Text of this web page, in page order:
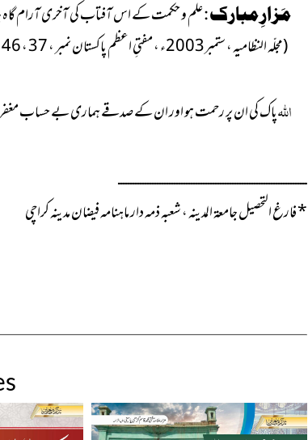
مَزارِ مبارک :علم و حکمت کے اس آفتاب کی آخری آرام گاہ
اللہپاک کی ان پر رحمت ہو اور ان کے صدقے ہماری بے حساب
ــــــــــــــــــــــــــــــــــــــــــــــــــــــــــــــــــــــــــــــ
*فارغ التحصیل جامعۃ المدینہ ، شعبہ ذمہ دار ماہنامہ فیضان مدینہ کراچی